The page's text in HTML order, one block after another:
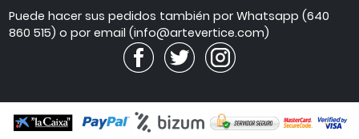
atención
Puede hacer sus pedidos también por Whatsapp (640
860 515) o por email (info@artevertice.com)